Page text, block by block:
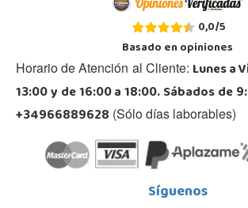
0,0/5
Basado enopiniones
Horario de Atención al Cliente: Lunes a
13:00 y de 16:00 a 18:00. Sábados de
+34966889628 (Sólo días laborables)
Síguenos